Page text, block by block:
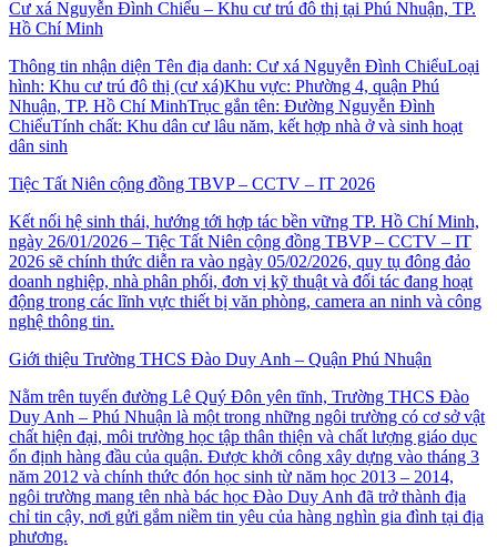
Cư xá Nguyễn Đình Chiểu – Khu cư trú đô thị tại Phú Nhuận, TP.
Hồ Chí Minh
Thông tin nhận diện Tên địa danh: Cư xá Nguyễn Đình ChiểuLoại
hình: Khu cư trú đô thị (cư xá)Khu vực: Phường 4, quận Phú
Nhuận, TP. Hồ Chí MinhTrục gắn tên: Đường Nguyễn Đình
ChiểuTính chất: Khu dân cư lâu năm, kết hợp nhà ở và sinh hoạt
dân sinh
Tiệc Tất Niên cộng đồng TBVP – CCTV – IT 2026
Kết nối hệ sinh thái, hướng tới hợp tác bền vững TP. Hồ Chí Minh,
ngày 26/01/2026 – Tiệc Tất Niên cộng đồng TBVP – CCTV – IT
2026 sẽ chính thức diễn ra vào ngày 05/02/2026, quy tụ đông đảo
doanh nghiệp, nhà phân phối, đơn vị kỹ thuật và đối tác đang hoạt
động trong các lĩnh vực thiết bị văn phòng, camera an ninh và công
nghệ thông tin.
Giới thiệu Trường THCS Đào Duy Anh – Quận Phú Nhuận
Nằm trên tuyến đường Lê Quý Đôn yên tĩnh, Trường THCS Đào
Duy Anh – Phú Nhuận là một trong những ngôi trường có cơ sở vật
chất hiện đại, môi trường học tập thân thiện và chất lượng giáo dục
ổn định hàng đầu của quận. Được khởi công xây dựng vào tháng 3
năm 2012 và chính thức đón học sinh từ năm học 2013 – 2014,
ngôi trường mang tên nhà bác học Đào Duy Anh đã trở thành địa
chỉ tin cậy, nơi gửi gắm niềm tin yêu của hàng nghìn gia đình tại địa
phương.